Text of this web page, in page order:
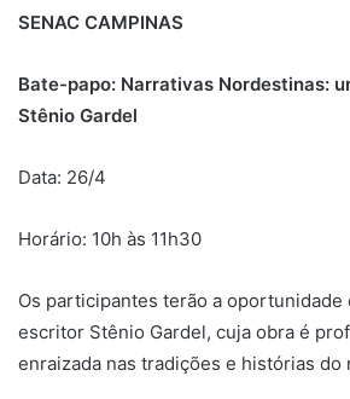
SENAC CAMPINAS
Bate-papo: Narrativas Nordestinas:
Stênio Gardel
Data: 26/4
Horário: 10h às 11h30
Os participantes terão a oportunidade
escritor Stênio Gardel, cuja obra é
enraizada nas tradições e histórias